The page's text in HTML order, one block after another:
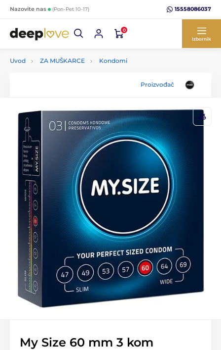
Nazovite nas (Pon-Pet 10-17) 15558086037
0
Izbornik
Uvod ZA MUŠKARCE Kondomi
Proizvođač
My Size 60 mm 3 kom